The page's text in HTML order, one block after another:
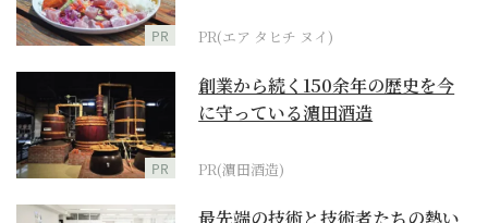
PR PR(エア タヒチ ヌイ)
PR
創業から続く150余年の歴史を今
に守っている濵田酒造
PR(濵田酒造)